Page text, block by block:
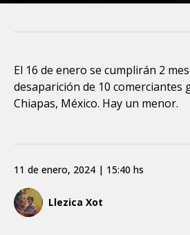
El 16 de enero se cumplirán 2
desaparición de 10 comerciantes
Chiapas, México. Hay un menor.
Llezica Xot
11 de enero, 2024 | 15:40 hs